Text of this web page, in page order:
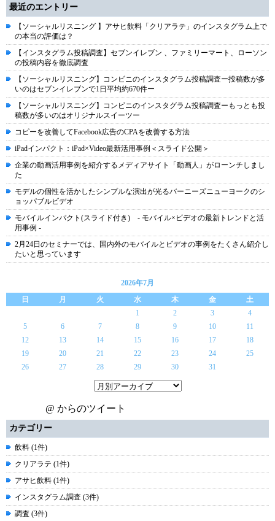
最近のエントリー
【ソーシャルリスニング 】アサヒ飲料「クリアラテ」のインスタグラム上で
の本当の評価は？
【インスタグラム投稿調査】セブンイレブン 、ファミリーマート、ローソン
の投稿内容を徹底調査
【ソーシャルリスニング】コンビニのインスタグラム投稿調査ー投稿数が多
いのはセブンイレブンで1日平均約670件ー
【ソーシャルリスニング】コンビニのインスタグラム投稿調査ーもっとも投
稿数が多いのはオリジナルスイーツー
コピーを改善してFacebook広告のCPAを改善する方法
iPadインパクト：iPad×Video最新活用事例＜スライド公開＞
企業の動画活用事例を紹介するメディアサイト「動画人」がローンチしまし
た
モデルの個性を活かしたシンプルな演出が光るバーニーズニューヨークのシ
ョッパブルビデオ
モバイルインパクト(スライド付き) - モバイル×ビデオの最新トレンドと活
用事例 -
2月24日のセミナーでは、国内外のモバイルとビデオの事例をたくさん紹介し
たいと思っています
2026年7月
日
月 火 水 木 金
土
1
2 3
4
5
6 7 8 9 10
11
12
13 14 15 16 17
18
19
20 21 22 23 24
25
26
27 28 29 30 31
@ からのツイート
カテゴリー
飲料 (1件)
クリアラテ (1件)
アサヒ飲料 (1件)
インスタグラム調査 (3件)
調査 (3件)